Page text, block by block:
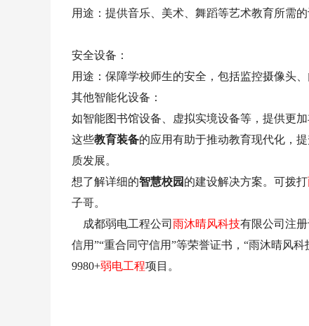
用途：提供音乐、美术、舞蹈等艺术教育所需
安全设备：
用途：保障学校师生的安全，包括监控摄像头、
其他智能化设备：
如智能图书馆设备、虚拟实境设备等，提供更
这些教育装备的应用有助于推动教育现代化，
质发展。
想了解详细的智慧校园 的建设解决方案。可拨打
子哥。
成都弱电工程公司 雨沐晴风科技有限公司注
信用”“重合同守信用”等荣誉证书，“雨沐晴风科
9980+弱电工程项目。